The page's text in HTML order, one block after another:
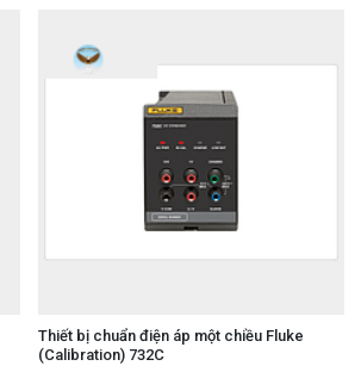
Thiết bị chuẩn điện áp một chiều Fluke
(Calibration) 732C